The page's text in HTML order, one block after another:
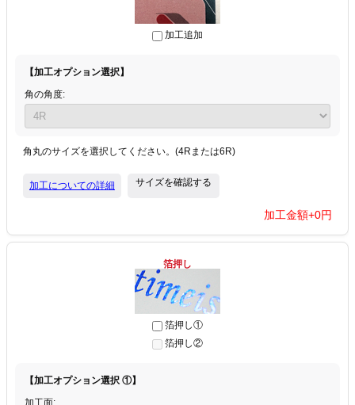
加工追加
【加工オプション選択】
角の角度:
角丸のサイズを選択してください。(4Rまたは6R)
加工についての詳細 サイズを確認する
加工金額+0円
箔押し
箔押し①
箔押し②
【加工オプション選択 ①】
加工面: